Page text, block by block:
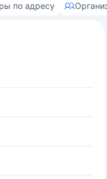
по адресу